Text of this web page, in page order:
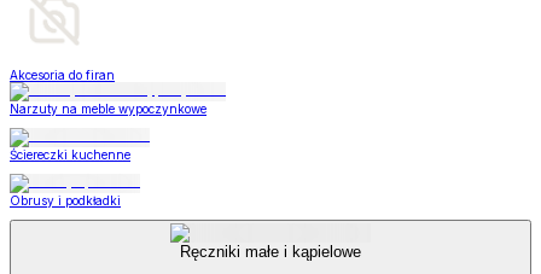
Akcesoria do firan
Narzuty na meble wypoczynkowe
Ściereczki kuchenne
Obrusy i podkładki
Ręczniki małe i kąpielowe